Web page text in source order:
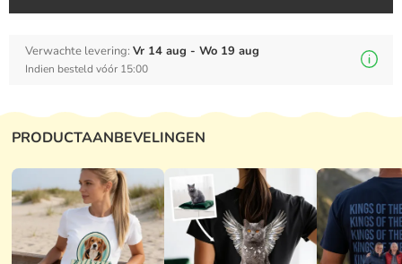
Verwachte levering: Vr 14 aug - Wo 19 aug
Indien besteld vóór 15:00
PRODUCTAANBEVELINGEN